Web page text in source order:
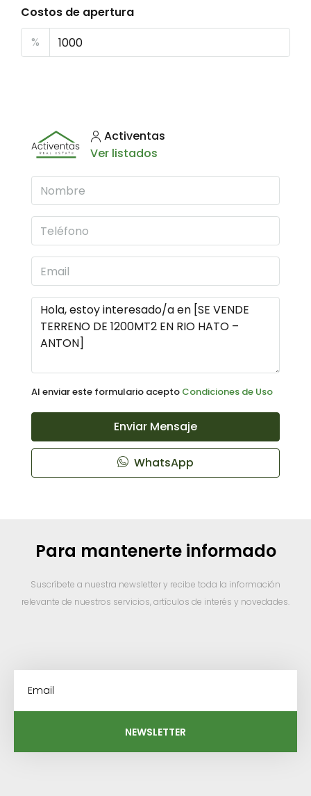
Costos de apertura
%
Activentas
Ver listados
Al enviar este formulario acepto Condiciones de Uso
Enviar Mensaje
WhatsApp
Para mantenerte informado
Suscríbete a nuestra newsletter y recibe toda la información
relevante de nuestros servicios, artículos de interés y novedades.
NEWSLETTER